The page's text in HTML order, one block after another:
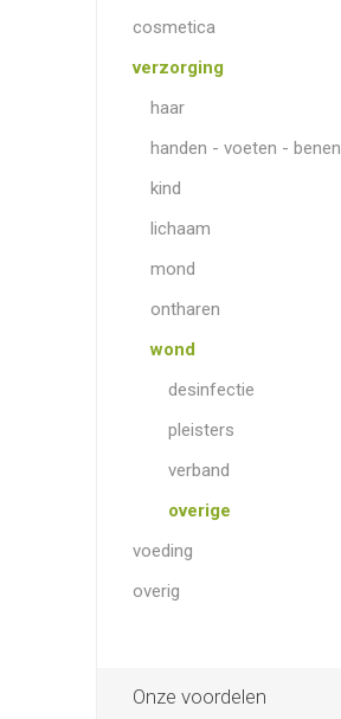
Heltiq (13)
Homeoden Heel (2)
Mattisson (1)
cosmetica
verzorging
haar
handen - voeten - benen
kind
lichaam
mond
ontharen
wond
desinfectie
pleisters
verband
overige
voeding
overig
Onze voordelen